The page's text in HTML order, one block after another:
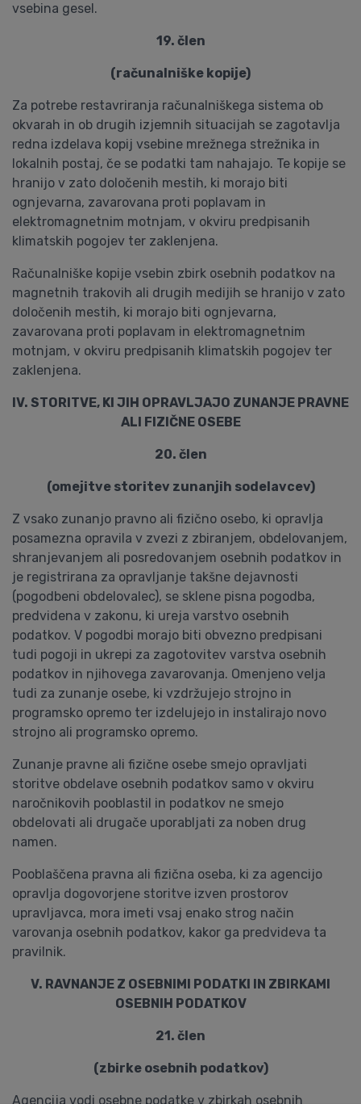
vsebina gesel.
19. člen
(računalniške kopije)
Za potrebe restavriranja računalniškega sistema ob
okvarah in ob drugih izjemnih situacijah se zagotavlja
redna izdelava kopij vsebine mrežnega strežnika in
lokalnih postaj, če se podatki tam nahajajo. Te kopije se
hranijo v zato določenih mestih, ki morajo biti
ognjevarna, zavarovana proti poplavam in
elektromagnetnim motnjam, v okviru predpisanih
klimatskih pogojev ter zaklenjena.
Računalniške kopije vsebin zbirk osebnih podatkov na
magnetnih trakovih ali drugih medijih se hranijo v zato
določenih mestih, ki morajo biti ognjevarna,
zavarovana proti poplavam in elektromagnetnim
motnjam, v okviru predpisanih klimatskih pogojev ter
zaklenjena.
IV. STORITVE, KI JIH OPRAVLJAJO ZUNANJE PRAVNE
ALI FIZIČNE OSEBE
20. člen
(omejitve storitev zunanjih sodelavcev)
Z vsako zunanjo pravno ali fizično osebo, ki opravlja
posamezna opravila v zvezi z zbiranjem, obdelovanjem,
shranjevanjem ali posredovanjem osebnih podatkov in
je registrirana za opravljanje takšne dejavnosti
(pogodbeni obdelovalec), se sklene pisna pogodba,
predvidena v zakonu, ki ureja varstvo osebnih
podatkov. V pogodbi morajo biti obvezno predpisani
tudi pogoji in ukrepi za zagotovitev varstva osebnih
podatkov in njihovega zavarovanja. Omenjeno velja
tudi za zunanje osebe, ki vzdržujejo strojno in
programsko opremo ter izdelujejo in instalirajo novo
strojno ali programsko opremo.
Zunanje pravne ali fizične osebe smejo opravljati
storitve obdelave osebnih podatkov samo v okviru
naročnikovih pooblastil in podatkov ne smejo
obdelovati ali drugače uporabljati za noben drug
namen.
Pooblaščena pravna ali fizična oseba, ki za agencijo
opravlja dogovorjene storitve izven prostorov
upravljavca, mora imeti vsaj enako strog način
varovanja osebnih podatkov, kakor ga predvideva ta
pravilnik.
V. RAVNANJE Z OSEBNIMI PODATKI IN ZBIRKAMI
OSEBNIH PODATKOV
21. člen
(zbirke osebnih podatkov)
Agencija vodi osebne podatke v zbirkah osebnih